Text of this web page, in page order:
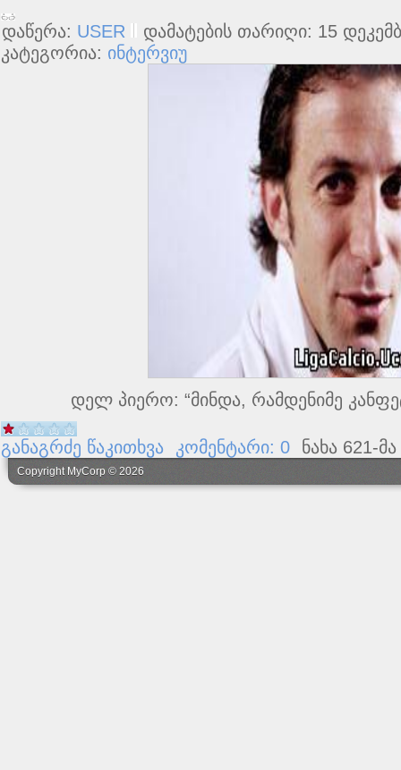
დაწერა: USER
დამატების თარიღი: 15
კატეგორია: ინტერვიუ
დელ პიერო: “მინდა, რამდენიმე
განაგრძე წაკითხვა კომენტარი: 0 ნახა 621-
Copyright MyCorp © 2026